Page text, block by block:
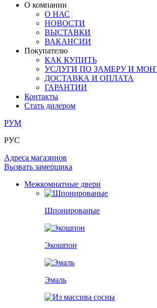
РАСПРОДАЖА ОСТАТКОВ
ВСЕ ДВЕРИ
РАЗДВИЖНЫЕ ПЕРЕГОРОДКИ
КОМПЛЕКТУЮЩИЕ
ОГРАНИЧИТЕЛИ
ПЕТЛИ
РАЗДВИЖНАЯ СИСТЕМА
СТЕНОВЫЕ ПАНЕЛИ
О компании
О НАС
НОВОСТИ
ВЫСТАВКИ
ВАКАНСИИ
Покупателю
КАК КУПИТЬ
УСЛУГИ ПО ЗАМЕРУ И
ДОСТАВКА И ОПЛАТА
ГАРАНТИИ
Контакты
Стать дилером
РУМ
РУС
Адреса магазинов
Вызвать замерщика
Межкомнатные двери
Шпонированые
Экошпон
Эмаль